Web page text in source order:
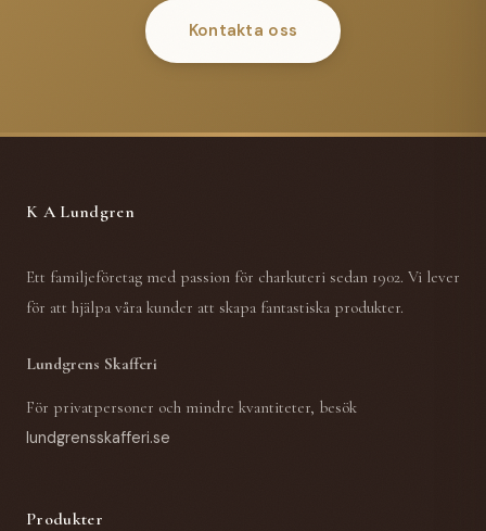
Kontakta oss
K A Lundgren
Ett familjeföretag med passion för charkuteri sedan 1902. Vi lever
för att hjälpa våra kunder att skapa fantastiska produkter.
Lundgrens Skafferi
För privatpersoner och mindre kvantiteter, besök
lundgrensskafferi.se
Produkter